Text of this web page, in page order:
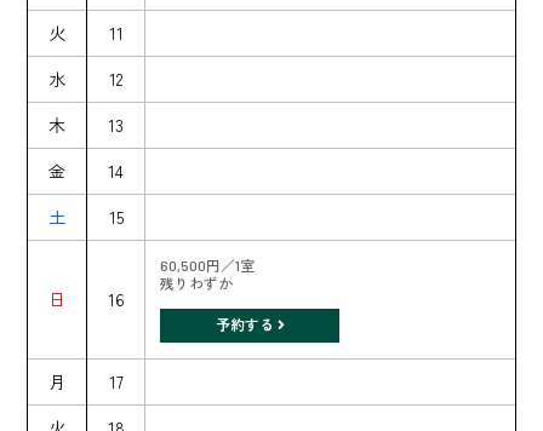
火
11
水
12
木
13
金
14
土
15
日 16
60,500円／1室
残りわずか
予約する
月
17